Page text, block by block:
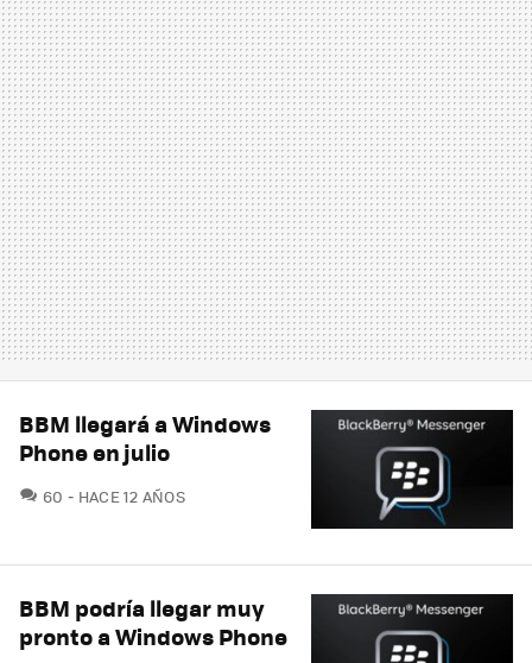
BBM llegará a Windows
Phone en julio
60 COMENTARIOS
HACE 12 AÑOS
BBM podría llegar muy
pronto a Windows Phone